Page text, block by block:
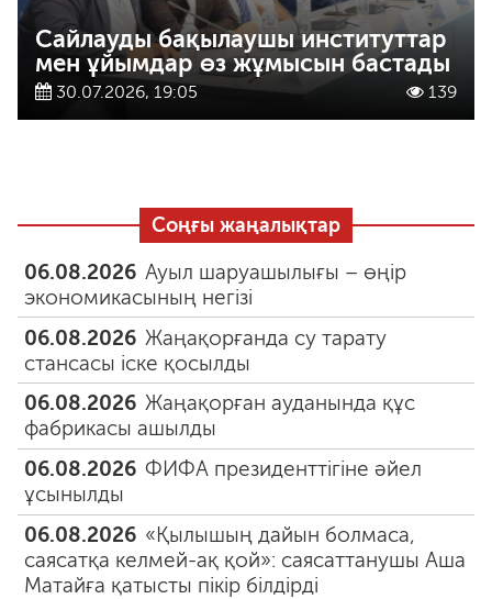
Сайлауды бақылаушы институттар
мен ұйымдар өз жұмысын бастады
30.07.2026, 19:05 139
Соңғы жаңалықтар
06.08.2026 Ауыл шаруашылығы – өңір
экономикасының негізі
06.08.2026 Жаңақорғанда су тарату
стансасы іске қосылды
06.08.2026 Жаңақорған ауданында құс
фабрикасы ашылды
06.08.2026 ФИФА президенттігіне әйел
ұсынылды
06.08.2026 «Қылышың дайын болмаса,
саясатқа келмей-ақ қой»: саясаттанушы Аша
Матайға қатысты пікір білдірді